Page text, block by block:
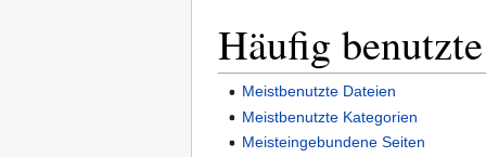
Häufig
Meistbenutzte Dateien
Meistbenutzte Kategorien
Meisteingebundene Seiten